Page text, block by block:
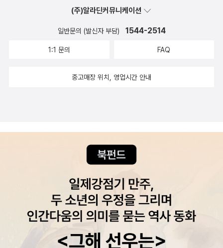
(주)알라딘커뮤니케이션
일반문의 (발신자 부담) 1544-2514
1:1 문의 FAQ
중고매장 위치, 영업시간 안내